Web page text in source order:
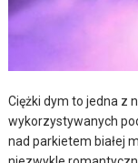
Ciężki dym to jedna z
wykorzystywanych
nad parkietem białej